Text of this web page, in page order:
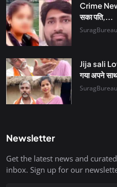
Crime
सका पति,...
SuragBureau
Jija sali
गया अपने
SuragBureau
Newsletter
Get the latest news and
inbox. Sign up for our